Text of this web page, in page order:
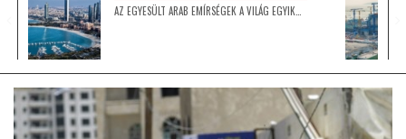
GLOBOTV BP
HÍR3D
AZ EGYESÜLT ARAB EMÍRSÉGEK A VILÁG EGYIK…